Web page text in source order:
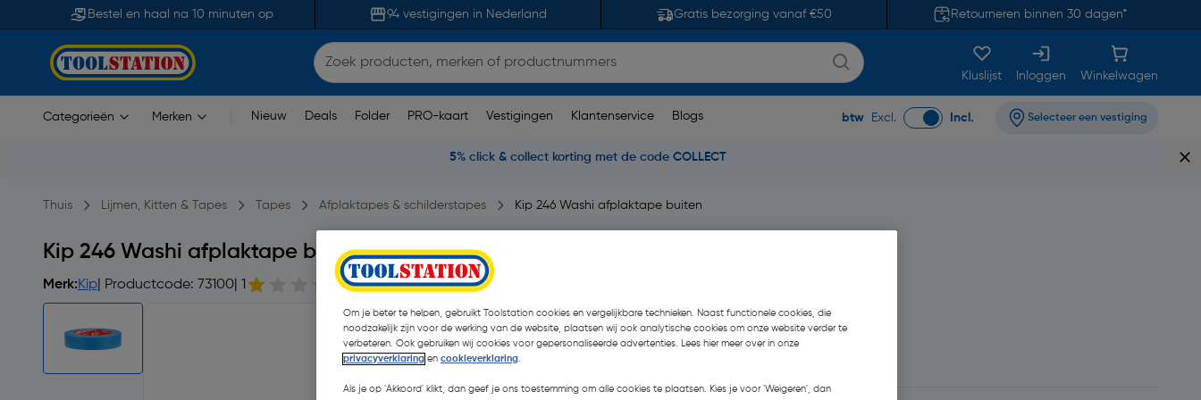
Bestel en haal na 10 minuten op 94 vestigingen in Nederland Gratis bezorging vanaf €50 Retourneren binnen 30 dagen*
Kluslijst Inloggen Winkelwagen
Categorieën Merken Nieuw Deals Folder PRO-kaart Vestigingen Klantenservice Blogs btw Excl. Incl. Selecteer een vestiging
5% click & collect korting met de code COLLECT
Thuis Lijmen, Kitten & Tapes Tapes Afplaktapes & schilderstapes Kip 246 Washi afplaktape buiten
Kip 246 Washi afplaktape buiten 36mmx50m
Merk:Kip | Productcode: 73100 | 1 1 opmerking(en)| Stuk
€ 12,53
€ 11,90| Excl. btw € 9,83€ 0,33/m
Om je beter te helpen, gebruikt Toolstation cookies en vergelijkbare technieken. Naast functionele cookies, die
noodzakelijk zijn voor de werking van de website, plaatsen wij ook analytische cookies om onze website verder te
verbeteren. Ook gebruiken wij cookies voor gepersonaliseerde advertenties. Lees hier meer over in onze
privacyverklaring en cookieverklaring.
Als je op 'Akkoord' klikt, dan geef je ons toestemming om alle cookies te plaatsen. Kies je voor 'Weigeren', dan